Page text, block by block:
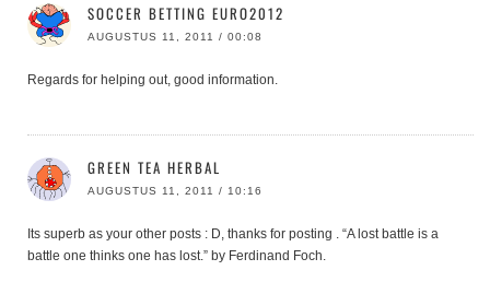
SOCCER BETTING EURO2012
AUGUSTUS 11, 2011 / 00:08
Regards for helping out, good information.
GREEN TEA HERBAL
AUGUSTUS 11, 2011 / 10:16
Its superb as your other posts : D, thanks for posting . “A lost battle is a
battle one thinks one has lost.” by Ferdinand Foch.